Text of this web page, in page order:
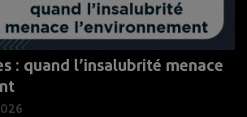
: quand l’insalubrité menace